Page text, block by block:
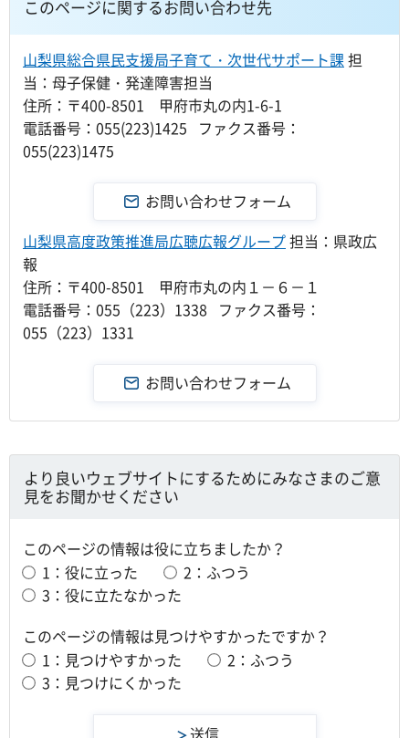
このページに関するお問い合わせ先
山梨県総合県民支援局子育て・次世代サポート課 担
当：母子保健・発達障害担当
住所：〒400-8501 甲府市丸の内1-6-1
電話番号：055(223)1425 ファクス番号：
055(223)1475
山梨県高度政策推進局広聴広報グループ担当：県政広
報
住所：〒400-8501 甲府市丸の内１－６－１
電話番号：055（223）1338 ファクス番号：
055（223）1331
より良いウェブサイトにするためにみなさまのご意
見をお聞かせください
このページの情報は役に立ちましたか？
1：役に立った
2：ふつう
3：役に立たなかった
このページの情報は見つけやすかったですか？
1：見つけやすかった
2：ふつう
3：見つけにくかった